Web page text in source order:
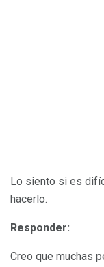
Lo siento si es
hacerlo.
Responder:
Creo que muchas